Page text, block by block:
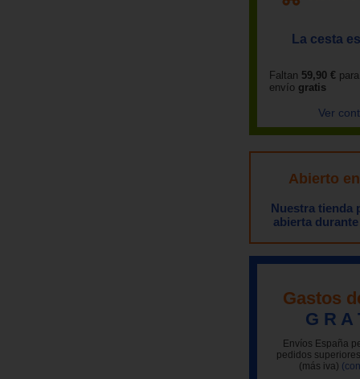
La cesta
Faltan 59,90 €
envío gratis
Ver
Abierto
Nuestra tienda
abierta
Gastos
G R A
Envíos España
pedidos
(más iva)